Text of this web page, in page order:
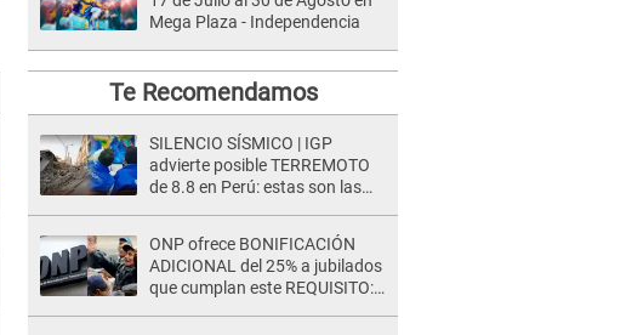
Mega Plaza - Independencia
Te Recomendamos
SILENCIO SÍSMICO | IGP
advierte posible TERREMOTO
de 8.8 en Perú: estas son las
ONP ofrece BONIFICACIÓN
ADICIONAL del 25% a jubilados
que cumplan este REQUISITO: